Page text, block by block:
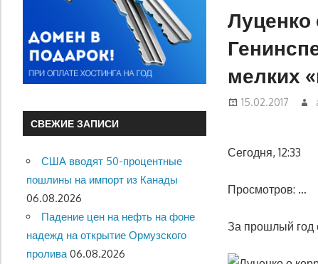
Луценко
мелких
15.02.2017
Сегодня, 12:33
Просмотров: …
За прошлый год
СВЕЖИЕ ЗАПИСИ
США вводят 50-процентные
пошлины на импорт из Канады
06.08.2026
Падение цен на нефть на фоне
надежд на открытие Ормузского
пролива 06.08.2026